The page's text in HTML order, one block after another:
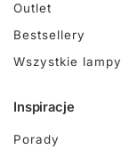
Outlet
Bestsellery
Wszystkie lampy
Inspiracje
Porady